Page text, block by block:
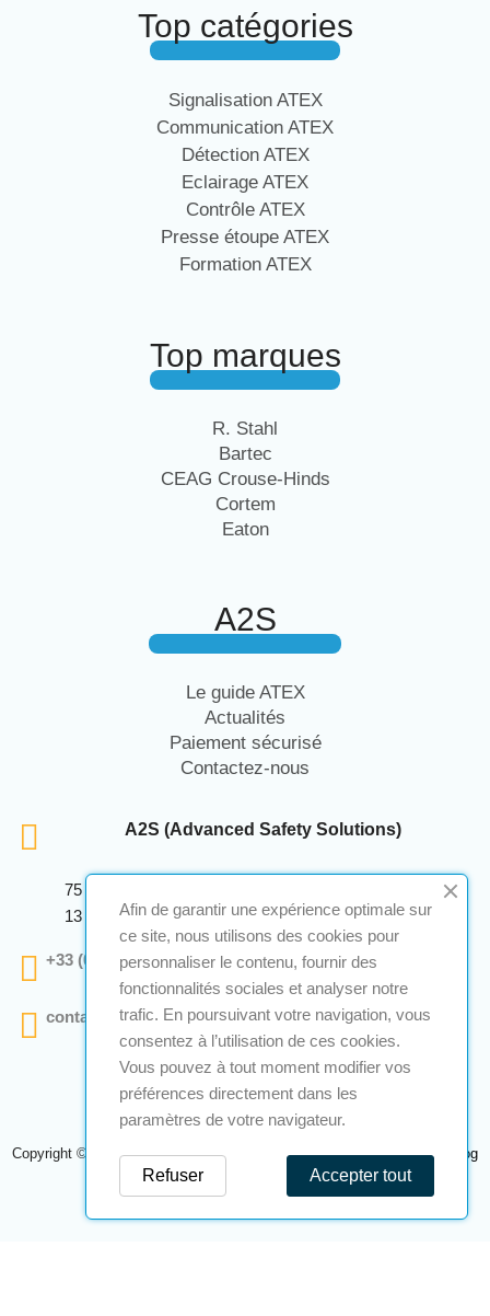
Top catégories
Signalisation ATEX
Communication ATEX
Détection ATEX
Eclairage ATEX
Contrôle ATEX
Presse étoupe ATEX
Formation ATEX
Top marques
R. Stahl
Bartec
CEAG Crouse-Hinds
Cortem
Eaton
A2S
Le guide ATEX
Actualités
Paiement sécurisé
Contactez-nous
A2S (Advanced Safety Solutions)
75 Avenue Marcellin Berthelot Anthelios Bâtiment E
13 290 Aix En Provence
+33 (0)4 12 28 00 69
contact@a2s-atex.com
Copyright © 2026 A2S Atex. Tous droits réservés. Une réalisationNavilog
Afin de garantir une expérience optimale sur
ce site, nous utilisons des cookies pour
personnaliser le contenu, fournir des
fonctionnalités sociales et analyser notre
trafic. En poursuivant votre navigation, vous
consentez à l’utilisation de ces cookies.
Vous pouvez à tout moment modifier vos
préférences directement dans les
paramètres de votre navigateur.
Accepter tout
Refuser